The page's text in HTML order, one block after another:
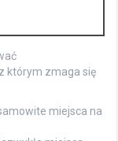
którym zmaga się
miejsca na